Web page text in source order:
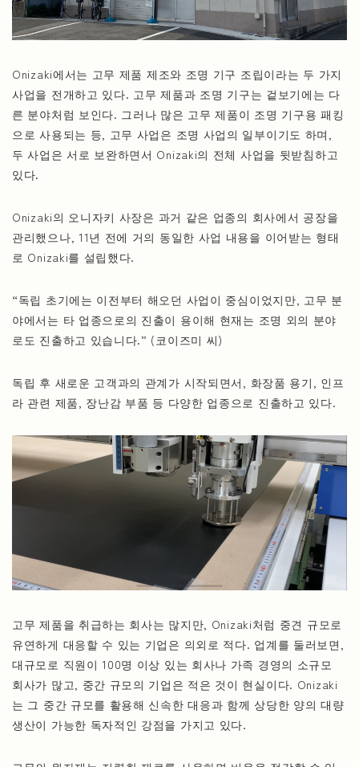
Onizaki에서는 고무 제품 제조와 조명 기구 조립이라는 두 가지
사업을 전개하고 있다. 고무 제품과 조명 기구는 겉보기에는 다
른 분야처럼 보인다. 그러나 많은 고무 제품이 조명 기구용 패킹
으로 사용되는 등, 고무 사업은 조명 사업의 일부이기도 하며,
두 사업은 서로 보완하면서 Onizaki의 전체 사업을 뒷받침하고
있다.
Onizaki의 오니자키 사장은 과거 같은 업종의 회사에서 공장을
관리했으나, 11년 전에 거의 동일한 사업 내용을 이어받는 형태
로 Onizaki를 설립했다.
“독립 초기에는 이전부터 해오던 사업이 중심이었지만, 고무 분
야에서는 타 업종으로의 진출이 용이해 현재는 조명 외의 분야
로도 진출하고 있습니다.” (코이즈미 씨)
독립 후 새로운 고객과의 관계가 시작되면서, 화장품 용기, 인프
라 관련 제품, 장난감 부품 등 다양한 업종으로 진출하고 있다.
고무 제품을 취급하는 회사는 많지만, Onizaki처럼 중견 규모로
유연하게 대응할 수 있는 기업은 의외로 적다. 업계를 둘러보면,
대규모로 직원이 100명 이상 있는 회사나 가족 경영의 소규모
회사가 많고, 중간 규모의 기업은 적은 것이 현실이다. Onizaki
는 그 중간 규모를 활용해 신속한 대응과 함께 상당한 양의 대량
생산이 가능한 독자적인 강점을 가지고 있다.